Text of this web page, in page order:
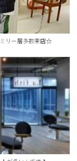
リー層多数来店☆